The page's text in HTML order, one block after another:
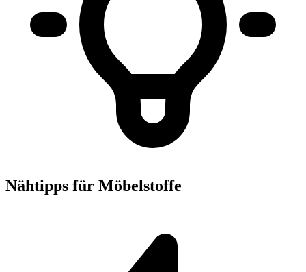
Nähtipps für Möbelstoffe